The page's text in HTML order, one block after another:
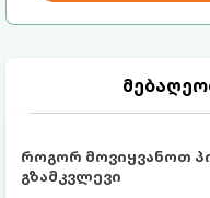
როგორ მოვიყვანოთ
გზამკვლევი